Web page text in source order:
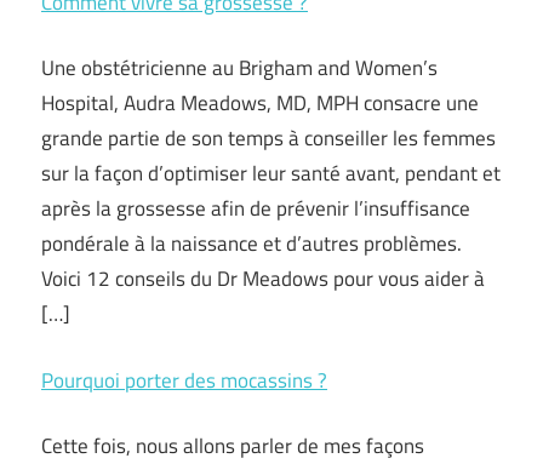
Une obstétricienne au Brigham and Women’s
Hospital, Audra Meadows, MD, MPH consacre une
grande partie de son temps à conseiller les femmes
sur la façon d’optimiser leur santé avant, pendant et
après la grossesse afin de prévenir l’insuffisance
pondérale à la naissance et d’autres problèmes.
Voici 12 conseils du Dr Meadows pour vous aider à
[…]
Pourquoi porter des mocassins ?
Cette fois, nous allons parler de mes façons